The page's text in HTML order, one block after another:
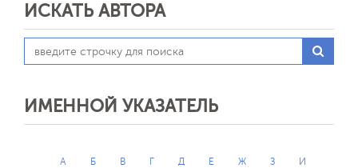
ИСКАТЬ АВТОРА
ИМЕННОЙ УКАЗАТЕЛЬ
А Б В Г Д Е Ж З И